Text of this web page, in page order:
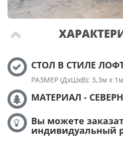
СТОЛ В СТИЛЕ
РАЗМЕР (ДхШхВ): 3,3м х
МАТЕРИАЛ -
Вы можете
индивидуальный